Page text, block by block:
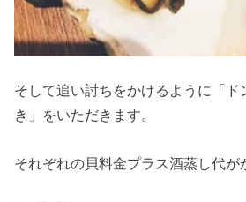
そして追い討ちをかけるように「ド
き」をいただきます。
それぞれの貝料金プラス酒蒸し代が